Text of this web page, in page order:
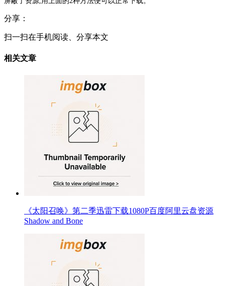
分享：
扫一扫在手机阅读、分享本文
相关文章
《太阳召唤》第二季迅雷下载1080P百度阿里云盘资源
Shadow and Bone